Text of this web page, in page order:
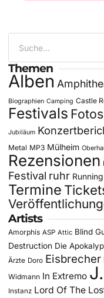
Themen
Alben
Biographien Camping Castle
Festivals Fotos
Jubiläum
Metal MP3 Mülheim
Rezensionen
Festival ruhr
Termine
Artists
Amorphis ASP Attic Blind
Destruction Die
Ärzte Doro Eisbrecher
Widmann In Extremo
Instanz Lord Of The